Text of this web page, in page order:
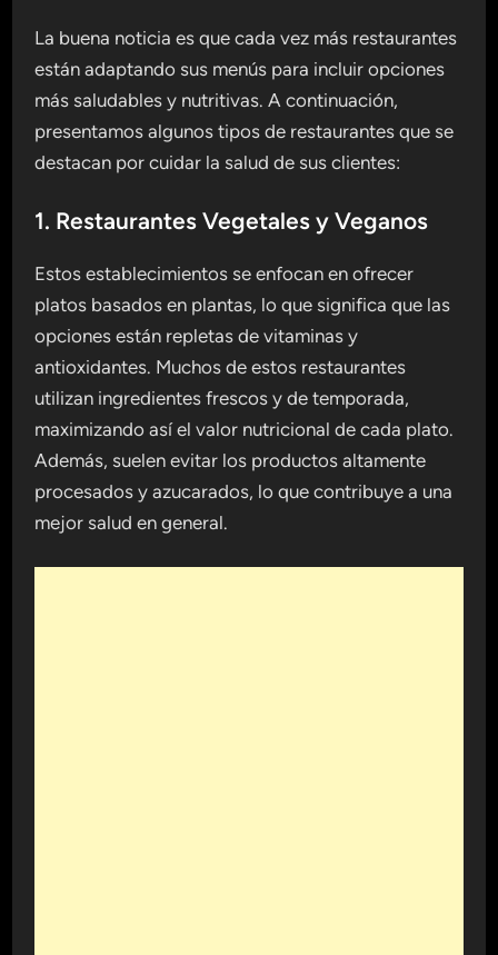
La buena noticia es que cada vez más restaurantes
están adaptando sus menús para incluir opciones
más saludables y nutritivas. A continuación,
presentamos algunos tipos de restaurantes que se
destacan por cuidar la salud de sus clientes:
1. Restaurantes Vegetales y Veganos
Estos establecimientos se enfocan en ofrecer
platos basados en plantas, lo que significa que las
opciones están repletas de vitaminas y
antioxidantes. Muchos de estos restaurantes
utilizan ingredientes frescos y de temporada,
maximizando así el valor nutricional de cada plato.
Además, suelen evitar los productos altamente
procesados y azucarados, lo que contribuye a una
mejor salud en general.